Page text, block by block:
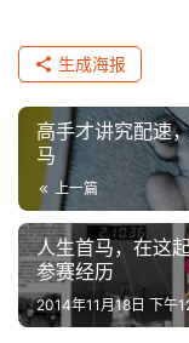
生成海报
高手才讲究配速
马
上一篇
人生首马，在这
参赛经历
2014年11月18日 下午